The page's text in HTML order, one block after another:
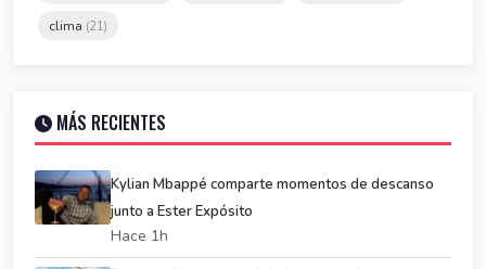
clima (21)
MÁS RECIENTES
Kylian Mbappé comparte momentos de descanso
junto a Ester Expósito
Hace 1h